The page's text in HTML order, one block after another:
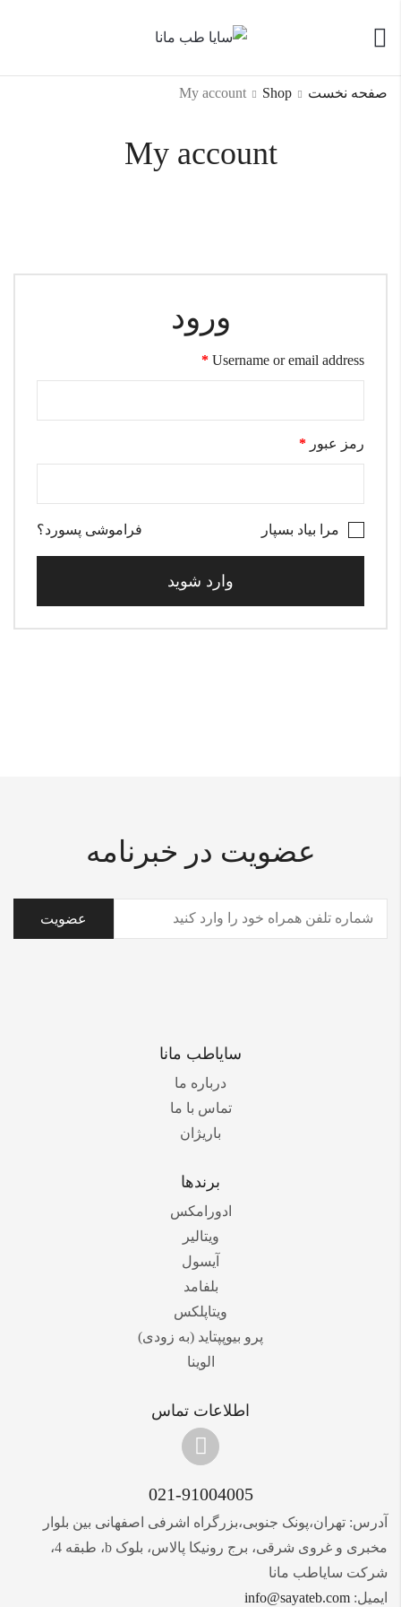
My account
صفحه نخست Shop
My account
ورود
Username or email address
*
رمز عبور *
مرا بیاد بسپار فراموشی پسورد؟
وارد شوید
عضویت در خبرنامه
(ضروری)
سایاطب مانا
درباره ما
تماس با ما
باریژان
برندها
ادورامکس
ویتالیر
آیسول
بلفامد
ویتاپلکس
پرو بیوپپتاید (به زودی)
الوینا
اطلاعات تماس
021-91004005
آدرس: تهران،پونک جنوبی،بزرگراه اشرفی اصفهانی بین بلوار
مخبری و غروی شرقی، برج رونیکا پالاس، بلوک b، طبقه 4،
شرکت سایاطب مانا
ایمیل: info@sayateb.com